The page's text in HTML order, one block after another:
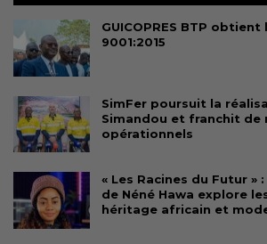
GUICOPRES BTP
9001:2015
SimFer poursuit la
Simandou et franchit de
opérationnels
« Les Racines du Futur »
de Néné Hawa explore
héritage africain et